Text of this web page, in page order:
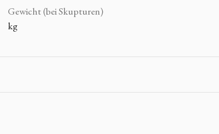
Gewicht (bei Skupturen)
kg